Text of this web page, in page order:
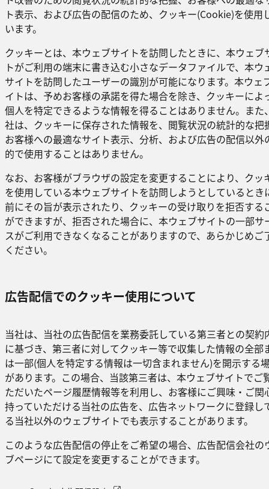
ト表示、および広告の配信のため、クッキー(Cookie)を使用
います。
クッキーとは、本ウェブサイトを訪問したときに、本ウェブ
トがご利用の端末に書き込む小さなデータファイルで、本ウ
サイトを訪問したユーザーの識別が可能になります。本ウェ
イトは、予めお客様の承諾を得た場合を除き、クッキーによ
個人を特定できるような情報を得ることはありません。また
社は、クッキーに保存された情報を、閲覧状況の統計的な把
お客様への最適なサイト表示、分析、および広告の配信以外
的で使用することはありません。
なお、お客様がブラウザの設定を変更することにより、クッ
を使用している本ウェブサイトを訪問しようとしているとき
前にその旨が表示されたり、クッキーの受け取りを拒否する
ができますが、拒否された場合に、本ウェブサイトの一部サ
スがご利用できなくなることがありますので、あらかじめご
ください。
広告配信でのクッキー使用について
当社は、当社の広告配信を業務委託している第三者との契約
に基づき、第三者に対してクッキー等で収集した情報の全部
は一部(個人を特定する情報は一切含まれません)を開示する
があります。この場合、当該第三者は、本ウェブサイトでご
ただいたページ履歴情報等を利用し、お客様にご興味・ご関
持っていただける当社の広告を、広告ネットワークに登録し
る当社以外のウェブサイトでも表示することがあります。
このような広告配信の停止をご希望の場合、広告配信会社の
ブページにて設定を変更することができます。